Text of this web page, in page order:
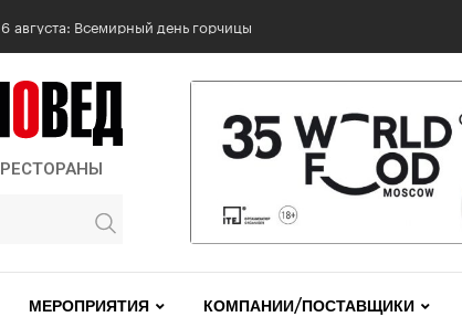
6 августа: Всемирный день горчицы
РЕСТОРАНЫ
МЕРОПРИЯТИЯ КОМПАНИИ/ПОСТАВЩИКИ